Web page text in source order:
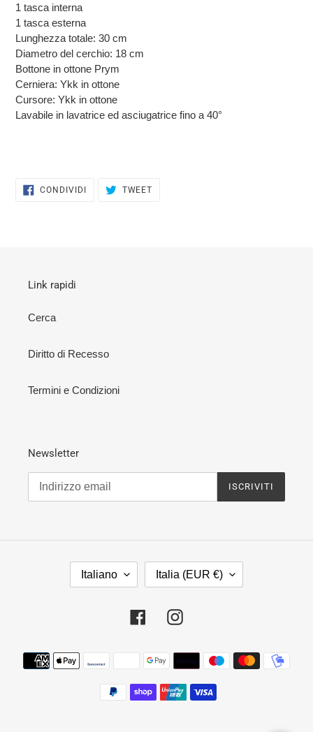
1 tasca interna
1 tasca esterna
Lunghezza totale: 30 cm
Diametro del cerchio: 18 cm
Bottone in ottone Prym
Cerniera: Ykk in ottone
Cursore: Ykk in ottone
Lavabile in lavatrice ed asciugatrice fino a 40°
CONDIVIDI CONDIVIDITWEET
Link rapidi
Cerca
Diritto di Recesso
Termini e Condizioni
Newsletter
ISCRIVITI
Italiano
S
E
R
E
G
I
Italia (EUR €)
FacebookInstagram
Metodi
di
pagamento